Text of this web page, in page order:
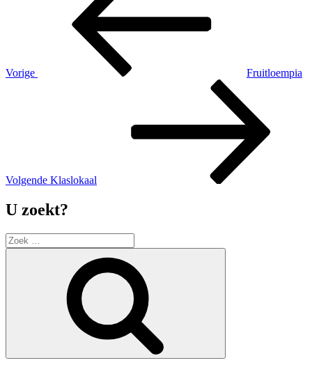
Vorige
Fruitloempia
Volgende Klaslokaal
U zoekt?
Zoek
naar: